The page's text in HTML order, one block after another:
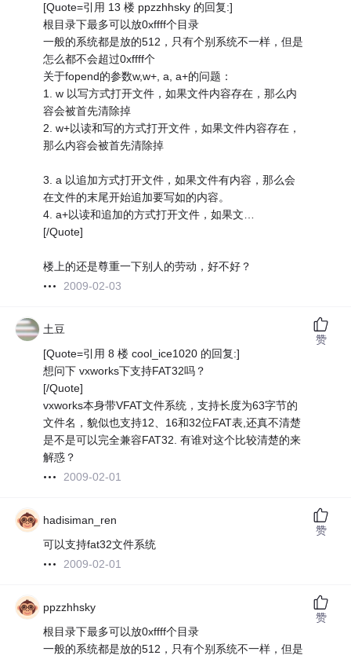
[Quote=引用 13 楼 ppzzhhsky 的回复:]
根目录下最多可以放0xffff个目录
一般的系统都是放的512，只有个别系统不一样，但是
怎么都不会超过0xffff个
关于fopend的参数w,w+, a, a+的问题：
1. w 以写方式打开文件，如果文件内容存在，那么内
容会被首先清除掉
2. w+以读和写的方式打开文件，如果文件内容存在，
那么内容会被首先清除掉
3. a 以追加方式打开文件，如果文件有内容，那么会
在文件的末尾开始追加要写如的内容。
4. a+以读和追加的方式打开文件，如果文…
[/Quote]
楼上的还是尊重一下别人的劳动，好不好？
2009-02-03
土豆
[Quote=引用 8 楼 cool_ice1020 的回复:]
想问下 vxworks下支持FAT32吗？
[/Quote]
vxworks本身带VFAT文件系统，支持长度为63字节的
文件名，貌似也支持12、16和32位FAT表,还真不清楚
是不是可以完全兼容FAT32. 有谁对这个比较清楚的来
解惑？
2009-02-01
赞
hadisiman_ren
可以支持fat32文件系统
2009-02-01
赞
ppzzhhsky
根目录下最多可以放0xffff个目录
一般的系统都是放的512，只有个别系统不一样，但是
赞